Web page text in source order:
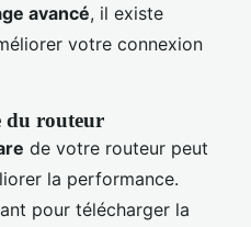
avancé, il existe
votre connexion
du routeur
de votre routeur peut
la performance.
pour télécharger la